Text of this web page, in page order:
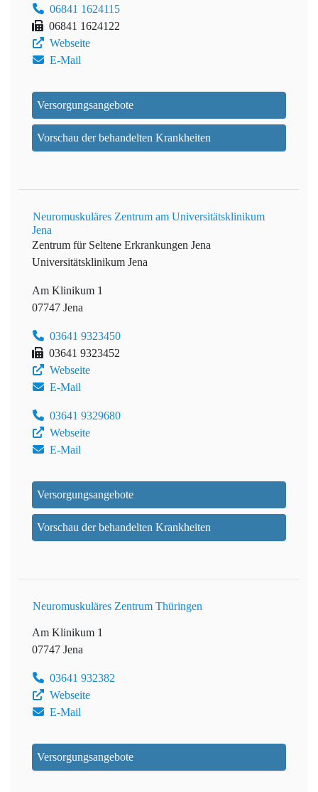
06841 1624115
06841 1624122
Webseite
E-Mail
Versorgungsangebote
Vorschau der behandelten Krankheiten
Neuromuskuläres Zentrum am Universitätsklinikum
Jena
Zentrum für Seltene Erkrankungen Jena
Universitätsklinikum Jena
Am Klinikum 1
07747 Jena
03641 9323450
03641 9323452
Webseite
E-Mail
03641 9329680
Webseite
E-Mail
Versorgungsangebote
Vorschau der behandelten Krankheiten
Neuromuskuläres Zentrum Thüringen
Am Klinikum 1
07747 Jena
03641 932382
Webseite
E-Mail
Versorgungsangebote